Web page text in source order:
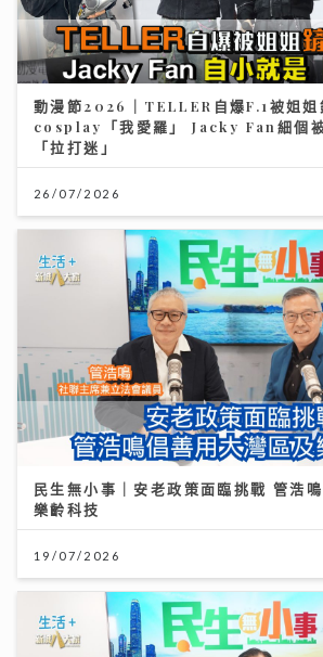
動漫節2026｜TELLER自爆F.1被姐姐
cosplay「我愛羅」 Jacky Fan細個
「拉打迷」
26/07/2026
民生無小事｜安老政策面臨挑戰 管浩
樂齡科技
19/07/2026